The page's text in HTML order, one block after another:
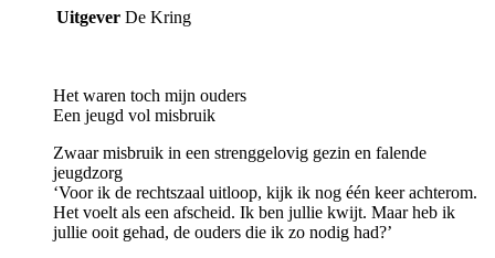
Uitgever De Kring
Het waren toch mijn ouders
Een jeugd vol misbruik
Zwaar misbruik in een strenggelovig gezin en falende
jeugdzorg
‘Voor ik de rechtszaal uitloop, kijk ik nog één keer achterom.
Het voelt als een afscheid. Ik ben jullie kwijt. Maar heb ik
jullie ooit gehad, de ouders die ik zo nodig had?’